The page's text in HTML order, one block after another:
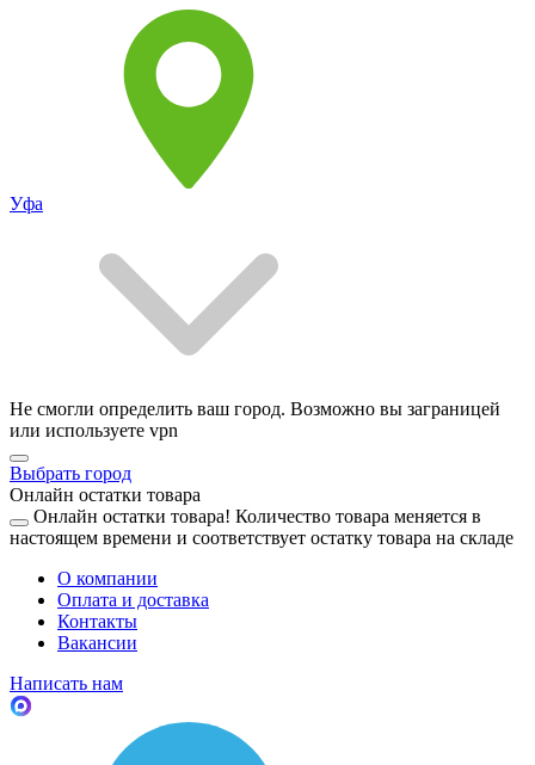
Уфа
Не смогли определить ваш город. Возможно вы заграницей
или используете vpn
Выбрать город
Онлайн остатки товара
Онлайн остатки товара! Количество товара меняется в
настоящем времени и соответствует остатку товара на складе
О компании
Оплата и доставка
Контакты
Вакансии
Написать нам